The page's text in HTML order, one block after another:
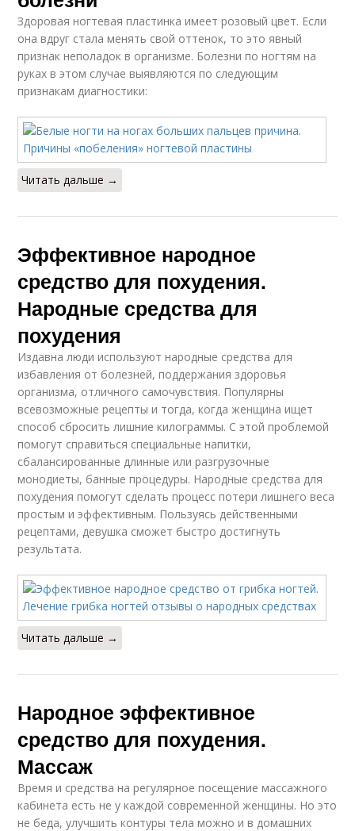
Здоровая ногтевая пластинка имеет розовый цвет. Если
она вдруг стала менять свой оттенок, то это явный
признак неполадок в организме. Болезни по ногтям на
руках в этом случае выявляются по следующим
признакам диагностики:
Читать дальше →
Эффективное народное
средство для похудения.
Народные средства для
похудения
Издавна люди используют народные средства для
избавления от болезней, поддержания здоровья
организма, отличного самочувствия. Популярны
всевозможные рецепты и тогда, когда женщина ищет
способ сбросить лишние килограммы. С этой проблемой
помогут справиться специальные напитки,
сбалансированные длинные или разгрузочные
монодиеты, банные процедуры. Народные средства для
похудения помогут сделать процесс потери лишнего веса
простым и эффективным. Пользуясь действенными
рецептами, девушка сможет быстро достигнуть
результата.
Читать дальше →
Народное эффективное
средство для похудения.
Массаж
Время и средства на регулярное посещение массажного
кабинета есть не у каждой современной женщины. Но это
не беда, улучшить контуры тела можно и в домашних